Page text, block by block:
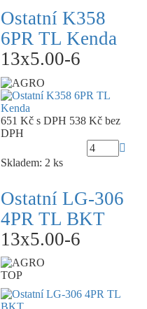
Ostatní K358
6PR TL Kenda
13x5.00-6
651 Kč s DPH 538 Kč bez
DPH
Skladem: 2 ks
Ostatní LG-306
4PR TL BKT
13x5.00-6
TOP